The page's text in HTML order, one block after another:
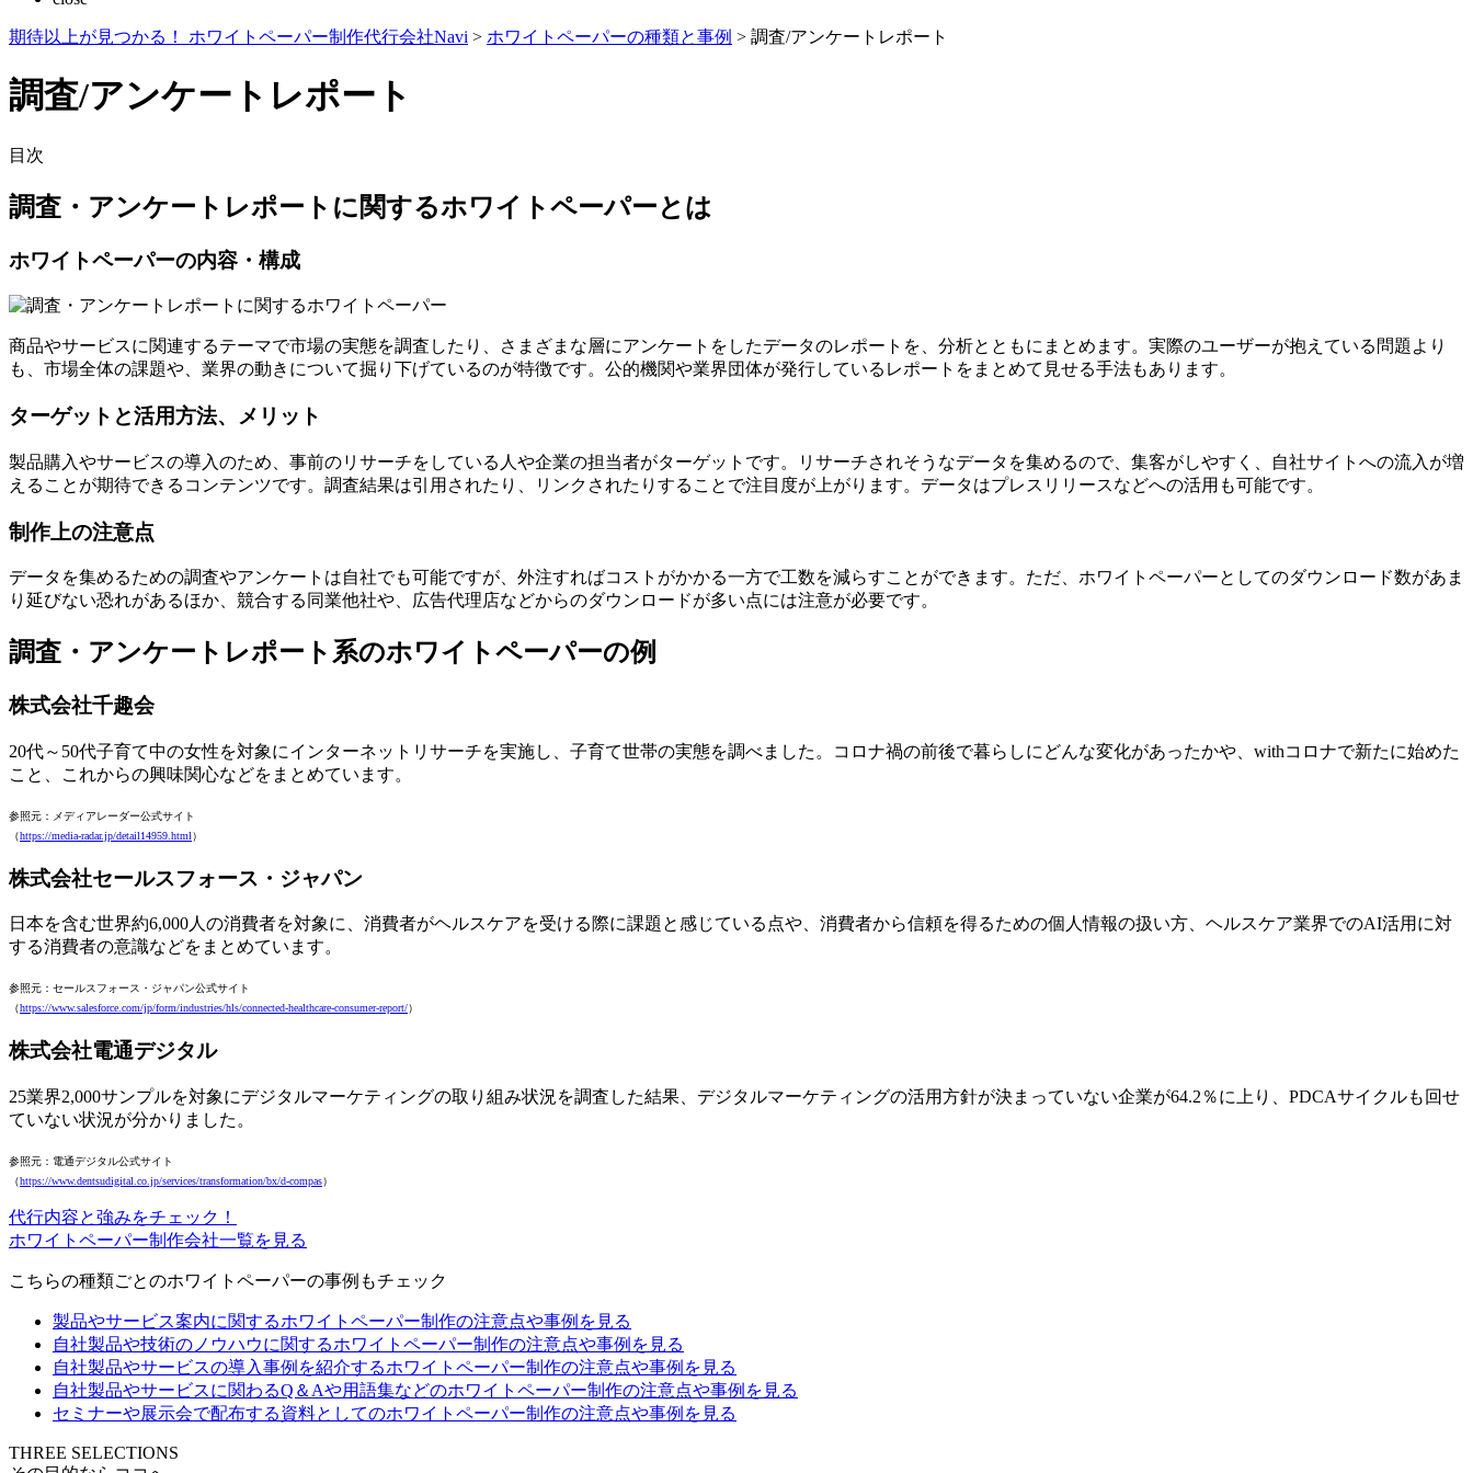
期待以上が見つかる！ ホワイトペーパー制作代行会社Navi > ホワイトペーパーの種類と事例 > 調査/アンケートレポート
調査/アンケートレポート
目次
調査・アンケートレポートに関するホワイトペーパーとは
ホワイトペーパーの内容・構成
商品やサービスに関連するテーマで市場の実態を調査したり、さまざまな層にアンケートをしたデータのレポートを、分析とともにまとめます。実際のユーザーが抱えている問題より
も、市場全体の課題や、業界の動きについて掘り下げているのが特徴です。公的機関や業界団体が発行しているレポートをまとめて見せる手法もあります。
ターゲットと活用方法、メリット
製品購入やサービスの導入のため、事前のリサーチをしている人や企業の担当者がターゲットです。リサーチされそうなデータを集めるので、集客がしやすく、自社サイトへの流入が増
えることが期待できるコンテンツです。調査結果は引用されたり、リンクされたりすることで注目度が上がります。データはプレスリリースなどへの活用も可能です。
制作上の注意点
データを集めるための調査やアンケートは自社でも可能ですが、外注すればコストがかかる一方で工数を減らすことができます。ただ、ホワイトペーパーとしてのダウンロード数があま
り延びない恐れがあるほか、競合する同業他社や、広告代理店などからのダウンロードが多い点には注意が必要です。
調査・アンケートレポート系のホワイトペーパーの例
株式会社千趣会
20代～50代子育て中の女性を対象にインターネットリサーチを実施し、子育て世帯の実態を調べました。コロナ禍の前後で暮らしにどんな変化があったかや、withコロナで新たに始めた
こと、これからの興味関心などをまとめています。
参照元：メディアレーダー公式サイト
（https://media-radar.jp/detail14959.html）
株式会社セールスフォース・ジャパン
日本を含む世界約6,000人の消費者を対象に、消費者がヘルスケアを受ける際に課題と感じている点や、消費者から信頼を得るための個人情報の扱い方、ヘルスケア業界でのAI活用に対
する消費者の意識などをまとめています。
参照元：セールスフォース・ジャパン公式サイト
（https://www.salesforce.com/jp/form/industries/hls/connected-healthcare-consumer-report/）
株式会社電通デジタル
25業界2,000サンプルを対象にデジタルマーケティングの取り組み状況を調査した結果、デジタルマーケティングの活用方針が決まっていない企業が64.2％に上り、PDCAサイクルも回せ
ていない状況が分かりました。
参照元：電通デジタル公式サイト
（https://www.dentsudigital.co.jp/services/transformation/bx/d-compas）
代行内容と強みをチェック！
ホワイトペーパー制作会社一覧を見る
こちらの種類ごとのホワイトペーパーの事例もチェック
製品やサービス案内に関するホワイトペーパー制作の注意点や事例を見る
自社製品や技術のノウハウに関するホワイトペーパー制作の注意点や事例を見る
自社製品やサービスの導入事例を紹介するホワイトペーパー制作の注意点や事例を見る
自社製品やサービスに関わるQ＆Aや用語集などのホワイトペーパー制作の注意点や事例を見る
セミナーや展示会で配布する資料としてのホワイトペーパー制作の注意点や事例を見る
THREE SELECTIONS